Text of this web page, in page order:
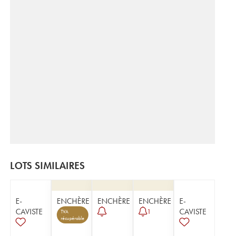
LOTS SIMILAIRES
E-
CAVISTE
ENCHÈRE
TVA
récupérable
ENCHÈRE ENCHÈRE
1
E-
CAVISTE